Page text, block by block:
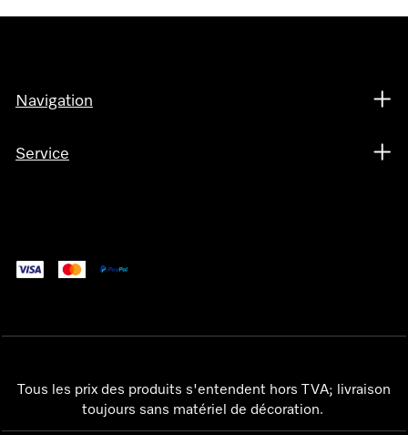
Navigation
Service
Tous les prix des produits s'entendent hors TVA; livraison
toujours sans matériel de décoration.